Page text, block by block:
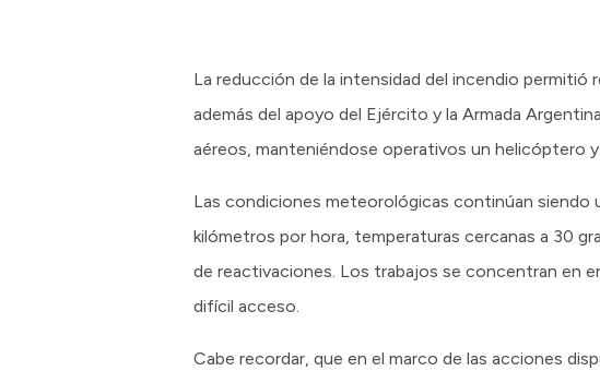
La reducción de la intensidad del incendio
además del apoyo del Ejército y la Armada
aéreos, manteniéndose operativos un helicóptero
Las condiciones meteorológicas continúan siendo
kilómetros por hora, temperaturas cercanas a 30
de reactivaciones. Los trabajos se concentran en
difícil acceso.
Cabe recordar, que en el marco de las acciones